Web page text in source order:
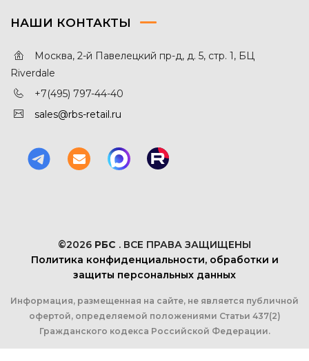
НАШИ КОНТАКТЫ
Москва, 2-й Павелецкий пр-д, д. 5, стр. 1, БЦ
Riverdale
+7(495) 797-44-40
sales@rbs-retail.ru
©2026 РБС . ВСЕ ПРАВА ЗАЩИЩЕНЫ
Политика конфиденциальности, обработки и
защиты персональных данных
Информация, размещенная на сайте, не является публичной
офертой, определяемой положениями Статьи 437(2)
Гражданского кодекса Российской Федерации.